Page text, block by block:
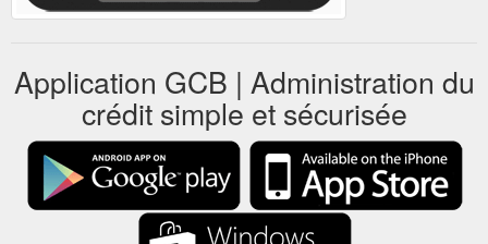
Application GCB | Administration du
crédit simple et sécurisée